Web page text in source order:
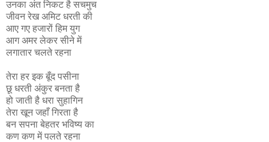
उनका अंत निकट है सचमुच
जीवन रेख अमिट धरती की
आए गए हजारों हिम युग
आग अमर लेकर सीने में
लगातार चलते रहना
तेरा हर इक बूँद पसीना
छू धरती अंकुर बनता है
हो जाती है धरा सुहागिन
तेरा खून जहाँ गिरता है
बन सपना बेहतर भविष्य का
कण कण में पलते रहना